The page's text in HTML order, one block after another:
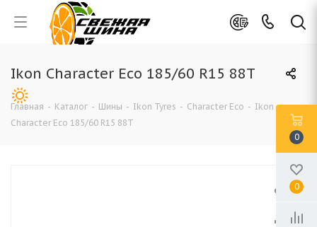
Ikon Character Eco 185/60 R15 88T
Главная - Каталог - Шины - Ikon Tyres - Character Eco - Ikon
Character Eco 185/60 R15 88T
0
0